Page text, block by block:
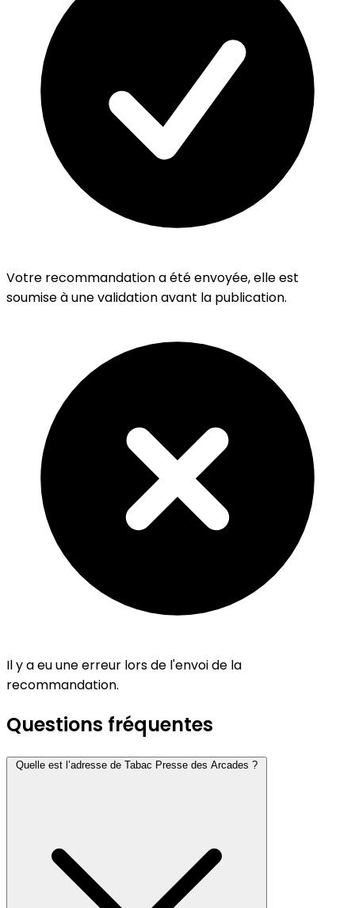
Votre recommandation a été envoyée, elle est
soumise à une validation avant la publication.
Il y a eu une erreur lors de l'envoi de la
recommandation.
Questions fréquentes
Quelle est l’adresse de Tabac Presse des Arcades ?